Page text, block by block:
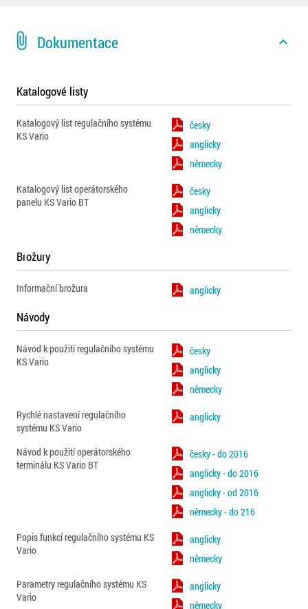
attach_file Dokumentace expand_less
Katalogové listy
Katalogový list regulačního systému
KS Vario
česky
anglicky
německy
Katalogový list operátorského
panelu KS Vario BT
česky
anglicky
německy
Brožury
Informační brožura anglicky
Návody
Návod k použití regulačního systému
KS Vario
česky
anglicky
německy
Rychlé nastavení regulačního
systému KS Vario
anglicky
Návod k použití operátorského
terminálu KS Vario BT
česky - do 2016
anglicky - do 2016
anglicky - od 2016
německy - do 216
Popis funkcí regulačního systému KS
Vario
anglicky
německy
Parametry regulačního systému KS
Vario
anglicky
německy